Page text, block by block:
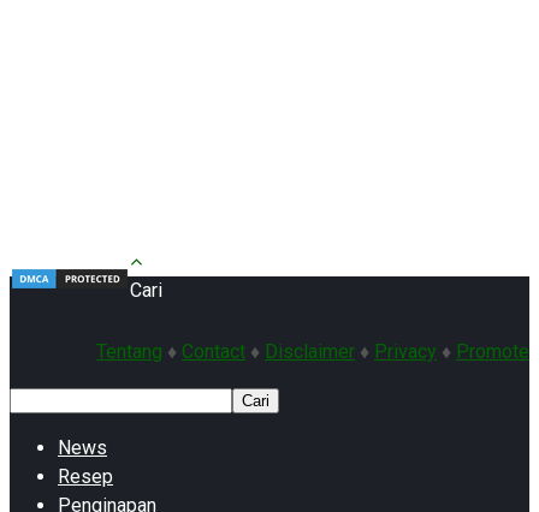
Tentang ♦ Contact ♦ Disclaimer ♦ Privacy ♦ Promote
Cari
Cari
News
Resep
Penginapan